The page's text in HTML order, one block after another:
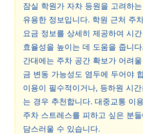
잠실 학원가 자차 등원을 고려하
유용한 정보입니다. 학원 근처 주
요금 정보를 상세히 제공하여 시
효율성을 높이는 데 도움을 줍니
간대에는 주차 공간 확보가 어려
금 변동 가능성도 염두에 두어야
이용이 필수적이거나, 등하원 시
는 경우 추천합니다. 대중교통 이
주차 스트레스를 피하고 싶은 분
담스러울 수 있습니다.